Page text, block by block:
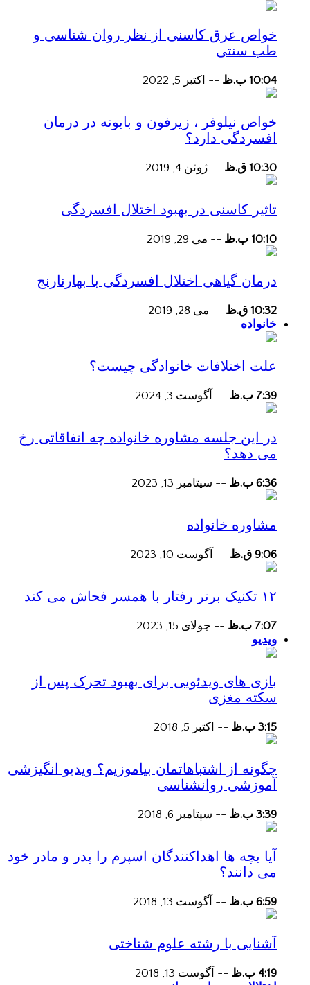
خواص عرق کاسنی از نظر روان شناسی و
طب سنتی
10:04 ب.ظ -- اکتبر 5, 2022
خواص نیلوفر ، زیرفون و بابونه در درمان
افسردگی دارد؟
10:30 ق.ظ -- ژوئن 4, 2019
تاثیر کاسنی در بهبود اختلال افسردگی
10:10 ب.ظ -- می 29, 2019
درمان گیاهی اختلال افسردگی با بهارنارنج
10:32 ق.ظ -- می 28, 2019
خانواده
علت اختلافات خانوادگی چیست؟
7:39 ب.ظ -- آگوست 3, 2024
در این جلسه مشاوره خانواده چه اتفاقاتی رخ
می دهد؟
6:36 ب.ظ -- سپتامبر 13, 2023
مشاوره خانواده
9:06 ق.ظ -- آگوست 10, 2023
۱۲ تکنیک برتر رفتار با همسر فحاش می کند
7:07 ب.ظ -- جولای 15, 2023
ویدیو
بازی های ویدئویی برای بهبود تحرک پس از
سکته مغزی
3:15 ب.ظ -- اکتبر 5, 2018
چگونه از اشتباهاتمان بیاموزیم؟ ویدیو انگیزشی
آموزشی روانشناسی
3:39 ب.ظ -- سپتامبر 6, 2018
آیا بچه ها اهداکنندگان اسپرم را پدر و مادر خود
می دانند؟
6:59 ب.ظ -- آگوست 13, 2018
آشنایی با رشته علوم شناختی
4:19 ب.ظ -- آگوست 13, 2018